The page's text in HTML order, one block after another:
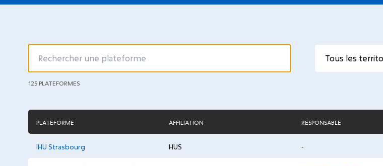
125 PLATEFORMES
PLATEFORME AFFILIATION RESPONSABLE
IHU Strasbourg HUS -